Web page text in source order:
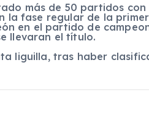
más de 50 partidos
la fase regular de la
en el partido de
llevaran el título.
liguilla, tras haber